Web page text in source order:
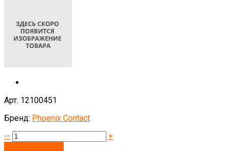
Арт. 12100451
Бренд: Phoenix Contact
--
+